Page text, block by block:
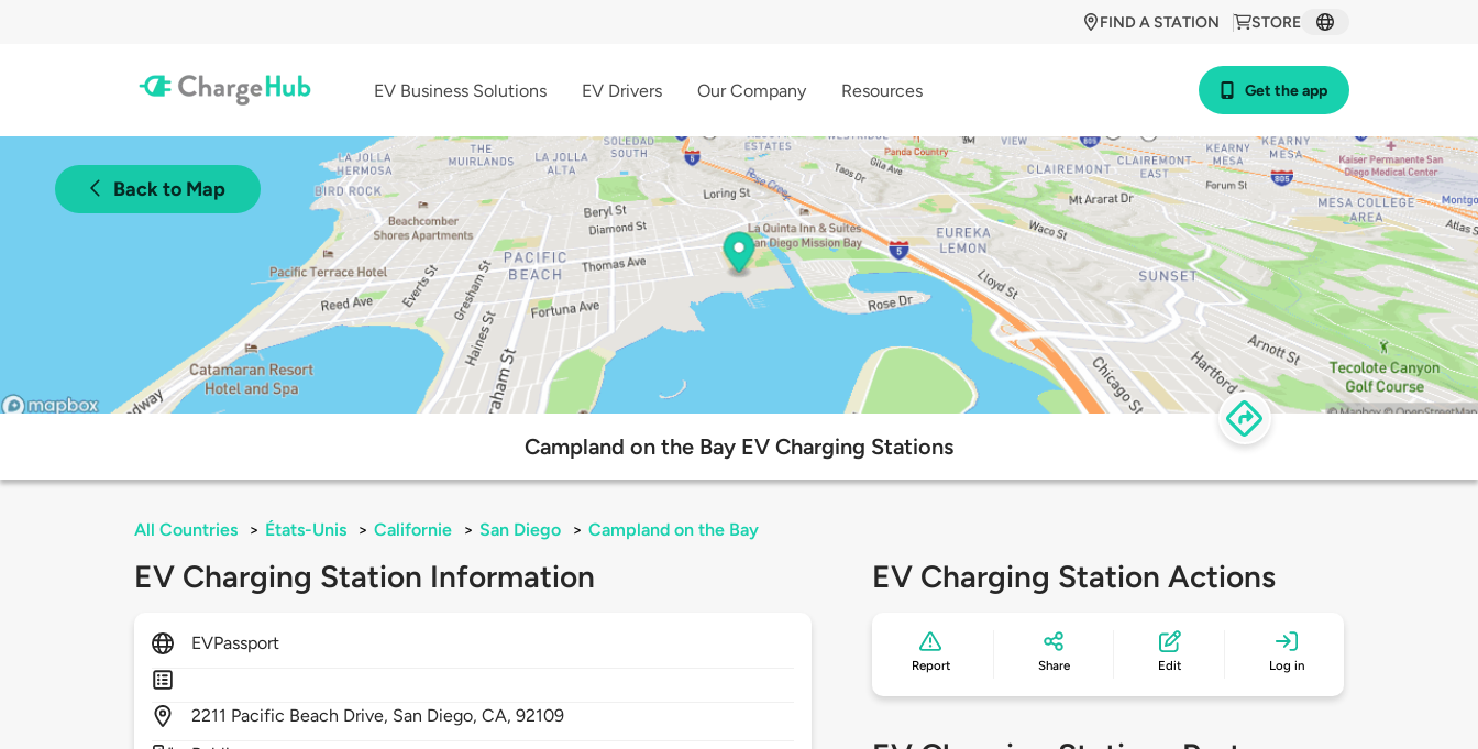
STORE
FIND A STATION
EV Business Solutions EV Drivers Our Company Resources Get the app
Back to Map
Campland on the Bay EV Charging Stations
All Countries > États-Unis > Californie > San Diego > Campland on the Bay
EV Charging Station Information
EVPassport
2211 Pacific Beach Drive, San Diego,CA,92109
EV Charging Station Actions
Report Share Edit Log in